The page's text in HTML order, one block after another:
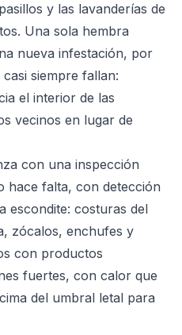
y las lavanderías de
Una sola hembra
nueva infestación, por
siempre fallan:
el interior de las
vecinos en lugar de
con una inspección
hace falta, con detección
escondite: costuras del
zócalos, enchufes y
con productos
fuertes, con calor que
del umbral letal para